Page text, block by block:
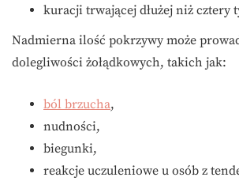
kuracji trwającej dłużej niż cztery
Nadmierna ilość pokrzywy może
dolegliwości żołądkowych, takich jak:
ból brzucha,
nudności,
biegunki,
reakcje uczuleniowe u osób z